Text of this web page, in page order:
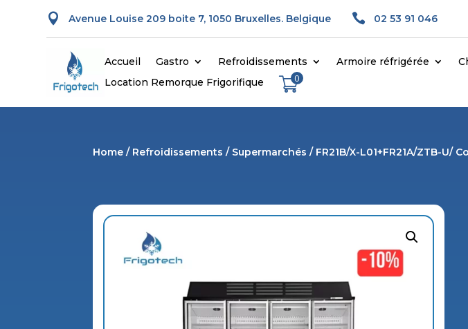
 Avenue Louise 209 boite 7, 1050 Bruxelles. Belgique  02 53 91 046
Accueil Gastro Refroidissements Armoire réfrigérée
Location Remorque Frigorifique
0
Home / Refroidissements / Supermarchés / FR21B/X-L01+FR21A/ZTB-U/